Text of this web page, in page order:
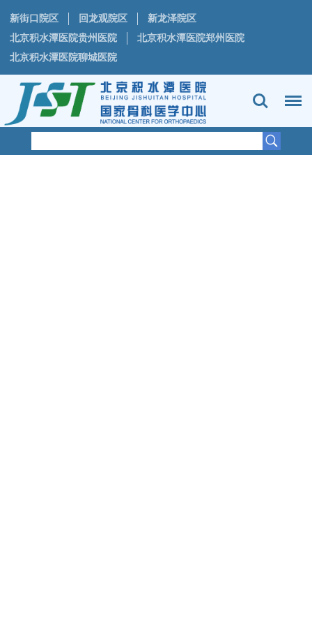
新街口院区 回龙观院区
新龙泽院区
北京积水潭医院贵州医院
北京积水潭医院郑州医院
北京积水潭医院聊城医院